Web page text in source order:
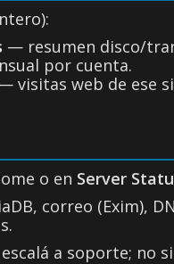
— resumen disco/
por cuenta.
visitas web de ese
o en Server
correo (Exim),
a soporte; no